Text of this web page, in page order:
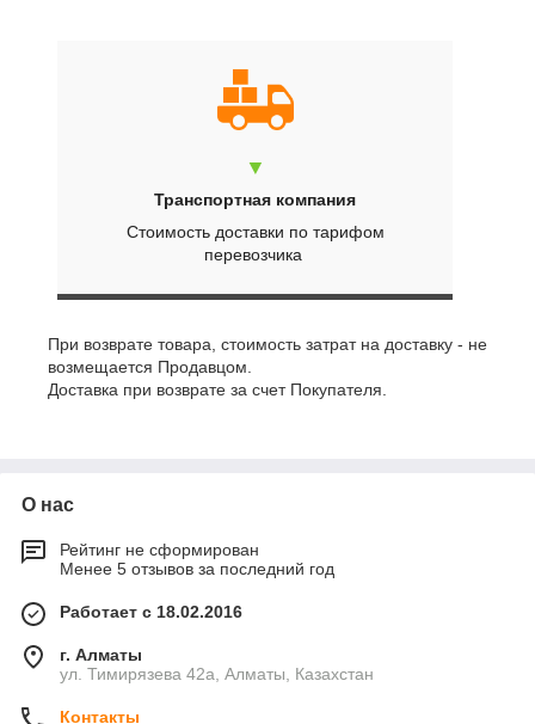
▼
Транспортная компания
Стоимость доставки по тарифом
перевозчика
При возврате товара, стоимость затрат на доставку - не
возмещается Продавцом.
Доставка при возврате за счет Покупателя.
О нас
Рейтинг не сформирован
Менее 5 отзывов за последний год
Работает с 18.02.2016
г. Алматы
ул. Тимирязева 42а, Алматы, Казахстан
Контакты